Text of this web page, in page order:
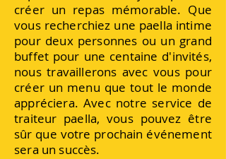
créer un repas mémorable. Que
vous recherchiez une paella intime
pour deux personnes ou un grand
buffet pour une centaine d'invités,
nous travaillerons avec vous pour
créer un menu que tout le monde
appréciera. Avec notre service de
traiteur paella, vous pouvez être
sûr que votre prochain événement
sera un succès.